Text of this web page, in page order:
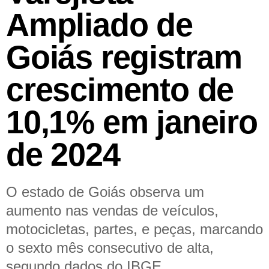
Ampliado de
Goiás registram
crescimento de
10,1% em janeiro
de 2024
O estado de Goiás observa um
aumento nas vendas de veículos,
motocicletas, partes, e peças, marcando
o sexto mês consecutivo de alta,